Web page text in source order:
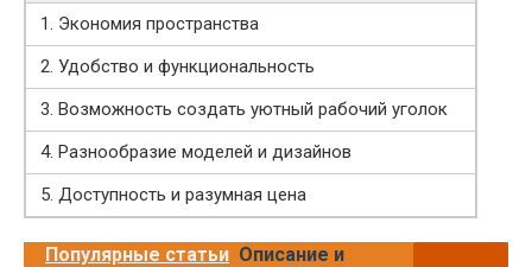
1. Экономия пространства
2. Удобство и функциональность
3. Возможность создать уютный рабочий уголок
4. Разнообразие моделей и дизайнов
5. Доступность и разумная цена
Популярные статьи Описание и